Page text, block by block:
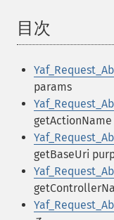
目次
params
getActionName
getBaseUri